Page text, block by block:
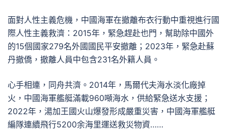
面對人性主義危機，中國海軍在撤離布衣行動中重視進行國
際人性主義救濟：2015年，緊急趕赴也門，幫助除中國外
的15個國家279名外國國民平安撤離；2023年，緊急赴蘇
丹撤僑，撤離人員中包含231名外籍人員。
心手相連，同舟共濟。2014年，馬爾代夫海水淡化廠掉
火，中國海軍艦艇滿載960噸海水，供給緊急送水支援；
2022年，湯加王國火山爆發形成嚴重災害，中國海軍艦艇
編隊連續飛行5200余海里運送救災物資……